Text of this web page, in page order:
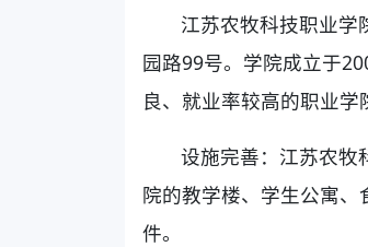
江苏农牧科技职业学
园路99号。学院成立于
良、就业率较高的职业学
设施完善：江苏农牧
院的教学楼、学生公寓
件。